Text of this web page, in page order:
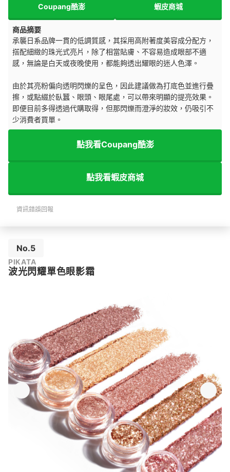
Coupang酷澎 蝦皮商城
商品摘要
承襲日系品牌一貫的低調質感，其採用高附著度美容成分配方，
搭配細緻的珠光式亮片，除了相當貼膚、不容易造成眼部不適
感，無論是白天或夜晚使用，都能夠透出耀眼的迷人色澤。
由於其亮粉偏向透明閃爍的呈色，因此建議做為打底色並進行疊
擦，或點綴於臥蠶、眼頭、眼尾處，可以帶來明顯的提亮效果。
即便目前多得透過代購取得，但那閃爍而澄淨的妝效，仍吸引不
少消費者買單。
點我看Coupang酷澎
點我看蝦皮商城
資訊錯誤回報
No.5
PIKATA
波光閃耀單色眼影霜